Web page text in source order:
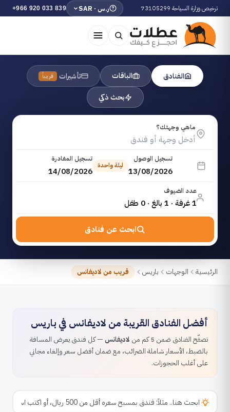
ترخيص وزارة السياحة 73105299 ر.س · SAR +966 920 033 839
الفنادق الباقات تأشيرات قريباً
بحث ذكي
ماهي وجهتك؟
تسجيل الوصول
13/08/2026
ليلة واحدة
تسجيل المغادرة
14/08/2026
عدد الضيوف
1 غرفة · 1 بالغ · 0 طفل
ابحث عن فنادق
الرئيسية الوجهات باريس قريب من لاديفانس
أفضل الفنادق القريبة من لاديفانس في باريس
تصفّح الفنادق ضمن 5 كم من لاديفانس— كل فندق يعرض المسافة
بالضبط، الأسعار شاملة الضرائب، مع ضمان أفضل سعر وإلغاء مجاني
على أغلب الحجوزات.